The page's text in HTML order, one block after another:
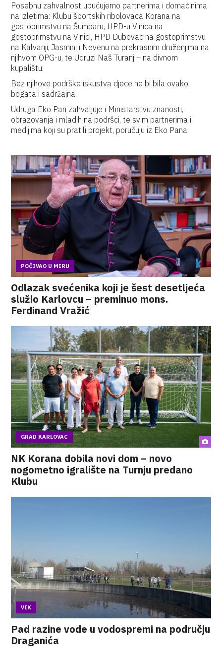
Posebnu zahvalnost upućujemo partnerima i domaćinima
na izletima: Klubu športskih ribolovaca Korana na
gostoprimstvu na Šumbaru, HPD-u Vinica na
gostoprimstvu na Vinici, HPD Dubovac na gostoprimstvu
na Kalvariji, Jasmini i Nevenu na prekrasnim druženjima na
njihvom OPG-u, te Udruzi Naš Turanj – na divnom
kupalištu.
Bez njihove podrške iskustva djece ne bi bila ovako
bogata i sadržajna.
Udruga Eko Pan zahvaljuje i Ministarstvu znanosti,
obrazovanja i mladih na podršci, te svim partnerima i
medijima koji su pratili projekt, poručuju iz Eko Pana.
POČIVAO U MIRU
Odlazak svećenika koji je šest desetljeća
služio Karlovcu – preminuo mons.
Ferdinand Vražić
GRAD KARLOVAC
NK Korana dobila novi dom – novo
nogometno igralište na Turnju predano
Klubu
VIK
Pad razine vode u vodospremi na području
Draganića